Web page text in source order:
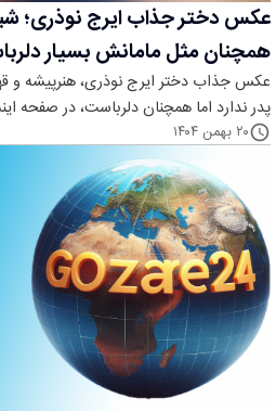
عکس دختر جذاب ایرج نوذری؛
همچنان مثل مامانش بسیار
عکس جذاب دختر ایرج نوذری، هنرپیشه و
پدر ندارد اما همچنان دلرباست، در صفحه
۲۰ بهمن ۱۴۰۴